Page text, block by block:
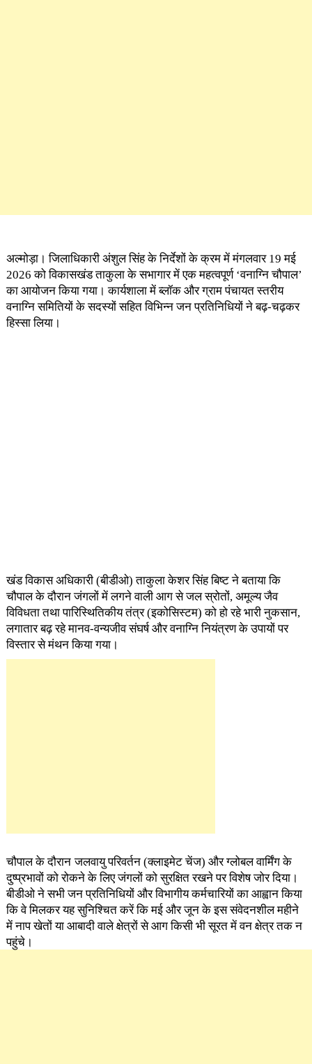
अल्मोड़ा। जिलाधिकारी अंशुल सिंह के निर्देशों के क्रम में मंगलवार 19 मई
2026 को विकासखंड ताकुला के सभागार में एक महत्वपूर्ण ‘वनाग्नि चौपाल’
का आयोजन किया गया। कार्यशाला में ब्लॉक और ग्राम पंचायत स्तरीय
वनाग्नि समितियों के सदस्यों सहित विभिन्न जन प्रतिनिधियों ने बढ़-चढ़कर
हिस्सा लिया।
खंड विकास अधिकारी (बीडीओ) ताकुला केशर सिंह बिष्ट ने बताया कि
चौपाल के दौरान जंगलों में लगने वाली आग से जल स्रोतों, अमूल्य जैव
विविधता तथा पारिस्थितिकीय तंत्र (इकोसिस्टम) को हो रहे भारी नुकसान,
लगातार बढ़ रहे मानव-वन्यजीव संघर्ष और वनाग्नि नियंत्रण के उपायों पर
विस्तार से मंथन किया गया।
चौपाल के दौरान जलवायु परिवर्तन (क्लाइमेट चेंज) और ग्लोबल वार्मिंग के
दुष्प्रभावों को रोकने के लिए जंगलों को सुरक्षित रखने पर विशेष जोर दिया।
बीडीओ ने सभी जन प्रतिनिधियों और विभागीय कर्मचारियों का आह्वान किया
कि वे मिलकर यह सुनिश्चित करें कि मई और जून के इस संवेदनशील महीने
में नाप खेतों या आबादी वाले क्षेत्रों से आग किसी भी सूरत में वन क्षेत्र तक न
पहुंचे।